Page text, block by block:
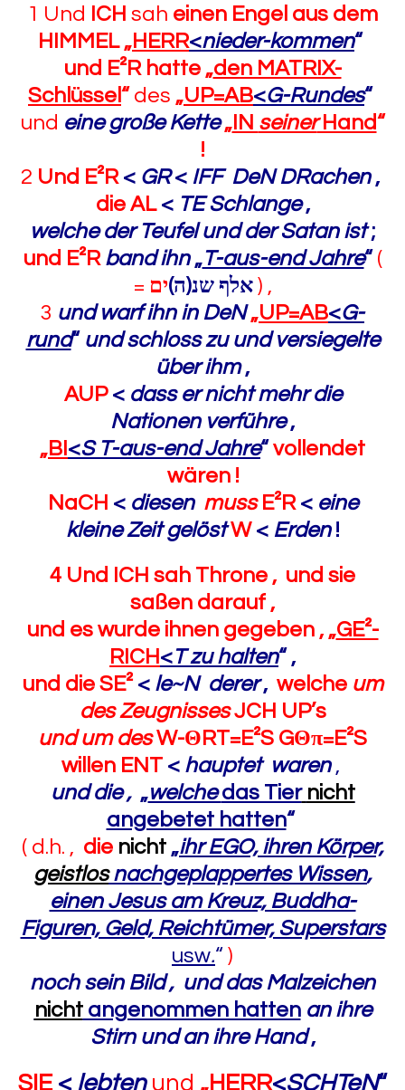
1 Und ICH sah einen Engel aus dem
HIMMEL „HERR<nieder-kommen“
und E²R hatte „den MATRIX-
Schlüssel “ des „UP=AB<G-Rundes“
und eine große Kette „IN seinerHand“
!
2 Und E²R < GR< IFF DeN DRachen ,
die AL < TE Schlange,
welche der Teufel und der Satan ist;
und E²R band ihn„T-aus-end Jahre“ (
=
אלף שנ(ה)ים ) ,
3 und warf ihn in DeN „UP=AB<G-
rund“ und schloss zu und versiegelte
über ihm,
AUP < dass er nicht mehr die
Nationen verführe,
„BI <S T-aus-end Jahre“ vollendet
wären !
NaCH < diesen mussE²R < eine
kleine Zeit gelöst W < Erden !
4 Und ICH sah Throne , und sie
saßen darauf ,
und es wurde ihnen gegeben , „GE²-
RICH <T zu halten“ ,
und die SE² < le~N derer, welche um
des ZeugnissesJCH UP’s
und um desW-Θ RT=E²S GΘπ=E²S
willen ENT < hauptet waren ,
und die , „welchedas Tier nicht
angebetet hatten“
( d.h. , die nicht „ihr EGO, ihren Körper,
geistlosnachgeplappertes Wissen,
einen Jesus am Kreuz, Buddha-
Figuren, Geld, Reichtümer, Superstars
usw.“ )
noch sein Bild , und das Malzeichen
nichtangenommen hattenan ihre
Stirn und an ihre Hand,
SIE < lebtenund „HERR<SCHTeN“